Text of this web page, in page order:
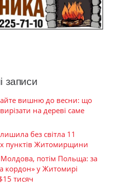
записи
вишню до весни: що
на дереві саме
без світла 11
пунктів Житомирщини
Молдова, потім Польща: за
кордон» у Житомирі
тисяч